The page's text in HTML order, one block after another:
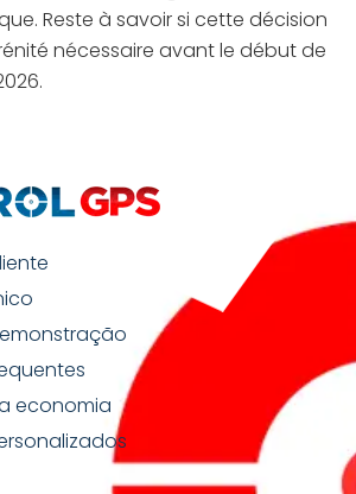
Reste à savoir si cette décision
nécessaire avant le début de
economia